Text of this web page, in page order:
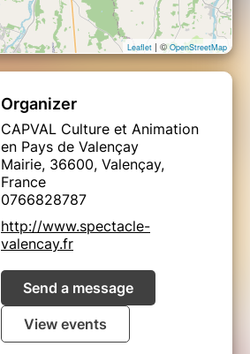
Leaflet | © OpenStreetMap
Organizer
CAPVAL Culture et Animation
en Pays de Valençay
Mairie, 36600, Valençay,
France
0766828787
http://www.spectacle-
valencay.fr
Send a message
View events